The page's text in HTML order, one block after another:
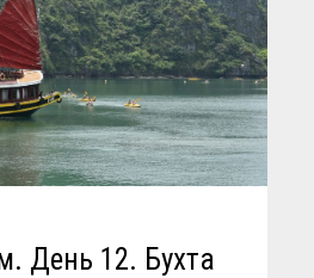
День 12. Бухта